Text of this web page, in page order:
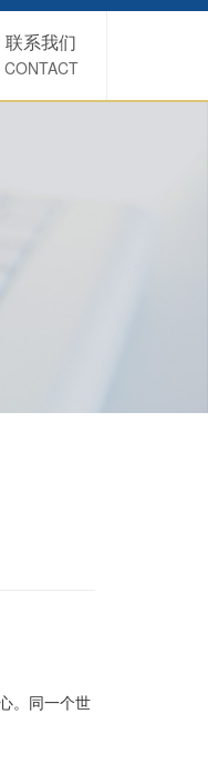
联系我们
CONTACT
。同一个世